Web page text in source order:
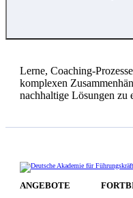
Lerne, Coaching-
komplexen
nachhaltige Lösungen zu
ANGEBOTE